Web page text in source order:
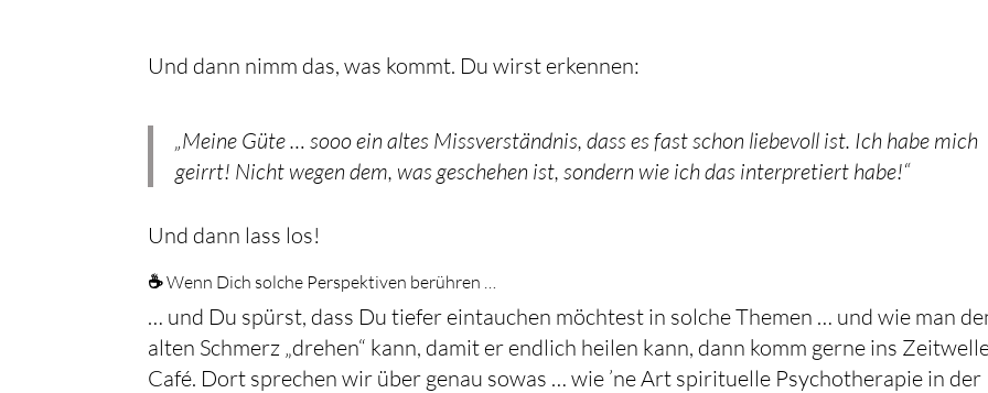
Und dann nimm das, was kommt. Du wirst erkennen:
„Meine Güte … sooo ein altes Missverständnis, dass es fast schon liebevoll ist. Ich habe mich
geirrt! Nicht wegen dem, was geschehen ist, sondern wie ich das interpretiert habe!“
Und dann lass los!
☕Wenn Dich solche Perspektiven berühren …
… und Du spürst, dass Du tiefer eintauchen möchtest in solche Themen … und wie man
alten Schmerz „drehen“ kann, damit er endlich heilen kann, dann komm gerne ins
Café. Dort sprechen wir über genau sowas … wie ’ne Art spirituelle Psychotherapie in der